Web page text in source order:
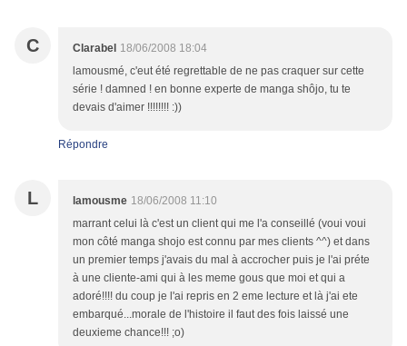
C Clarabel 18/06/2008 18:04
lamousmé, c'eut été regrettable de ne pas craquer sur cette
série ! damned ! en bonne experte de manga shôjo, tu te
devais d'aimer !!!!!!!! :))
Répondre
L lamousme 18/06/2008 11:10
marrant celui là c'est un client qui me l'a conseillé (voui voui
mon côté manga shojo est connu par mes clients ^^) et dans
un premier temps j'avais du mal à accrocher puis je l'ai préte
à une cliente-ami qui à les meme gous que moi et qui a
adoré!!!! du coup je l'ai repris en 2 eme lecture et là j'ai ete
embarqué...morale de l'histoire il faut des fois laissé une
deuxieme chance!!! ;o)